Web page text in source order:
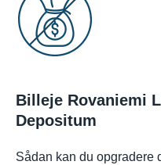
Billeje Rovaniemi
Depositum
Sådan kan du opgradere